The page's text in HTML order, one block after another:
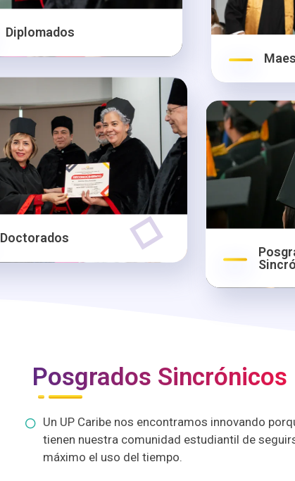
Diplomados
Doctorados
Posgrados Sincrónicos
Un UP Caribe nos encontramos innovando
tienen nuestra comunidad estudiantil de
máximo el uso del tiempo.